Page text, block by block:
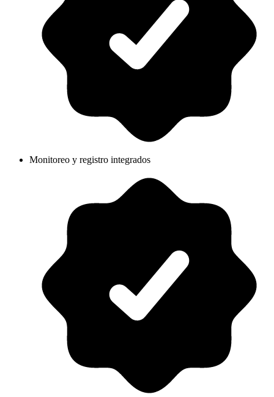
Monitoreo y registro integrados